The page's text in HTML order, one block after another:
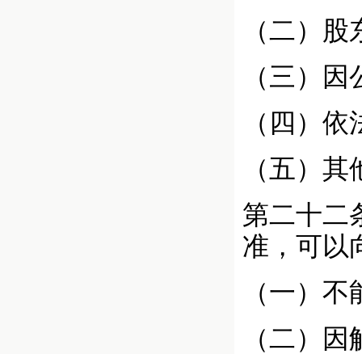
（二）
（三）
（四）
（五）
第二十二
准，可以
（一）
（二）